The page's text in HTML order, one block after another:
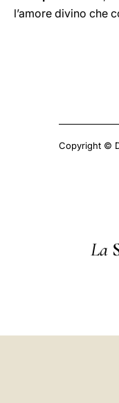
l’amore divino che
Copyright ©
La